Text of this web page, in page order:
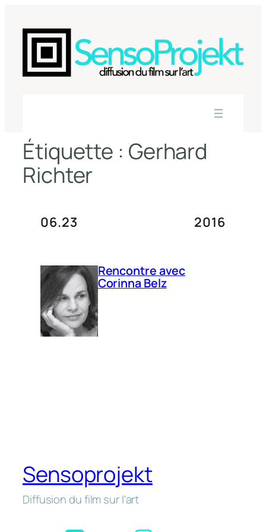
contenu
Étiquette : Gerhard
Richter
06.23 2016
Rencontre avec
Corinna Belz
Sensoprojekt
Diffusion du film sur l'art